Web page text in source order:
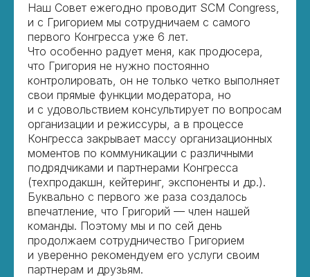
Наш Совет ежегодно проводит SCM Congress,
и с Григорием мы сотрудничаем с самого
первого Конгресса уже 6 лет.
Что особенно радует меня, как продюсера,
что Григория не нужно постоянно
контролировать, он не только четко выполняет
свои прямые функции модератора, но
и с удовольствием консультирует по вопросам
организации и режиссуры, а в процессе
Конгресса закрывает массу организационных
моментов по коммуникации с различными
подрядчиками и партнерами Конгресса
(техпродакшн, кейтеринг, экспоненты и др.).
Буквально с первого же раза создалось
впечатление, что Григорий — член нашей
команды. Поэтому мы и по сей день
продолжаем сотрудничество Григорием
и уверенно рекомендуем его услуги своим
партнерам и друзьям.